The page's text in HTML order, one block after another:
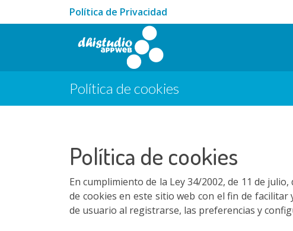
Política de Privacidad
Política de cookies
Política de cookies
En cumplimiento de la Ley 34/2002, de 11 de
de cookies en este sitio web con el fin de
de usuario al registrarse, las preferencias y